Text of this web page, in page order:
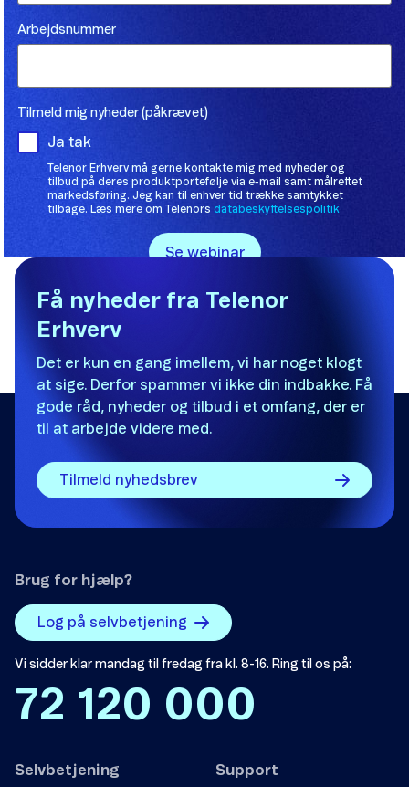
Få nyheder fra Telenor
Erhverv
Det er kun en gang imellem, vi har noget klogt
at sige. Derfor spammer vi ikke din indbakke. Få
gode råd, nyheder og tilbud i et omfang, der er
til at arbejde videre med.
Tilmeld nyhedsbrev
Brug for hjælp?
Log på selvbetjening
Vi sidder klar mandag til fredag fra kl. 8-16. Ring til os på:
72 120 000
Selvbetjening Support